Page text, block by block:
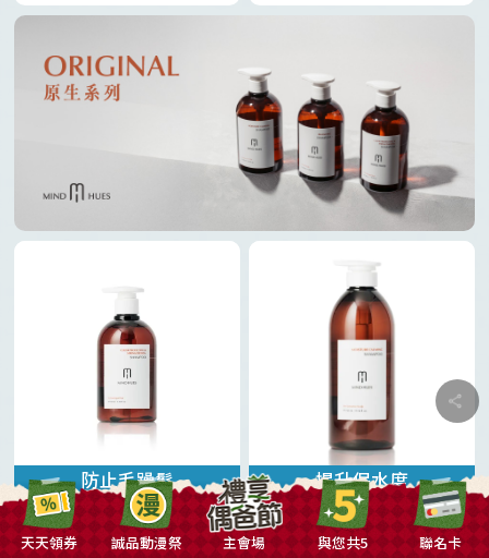
防止毛躁髮
MINDHUES 莫荷蕬
原生 漾色修護洗髮露
提升保水度
MINDHUES 莫荷蕬
原生 舒活洗髮露